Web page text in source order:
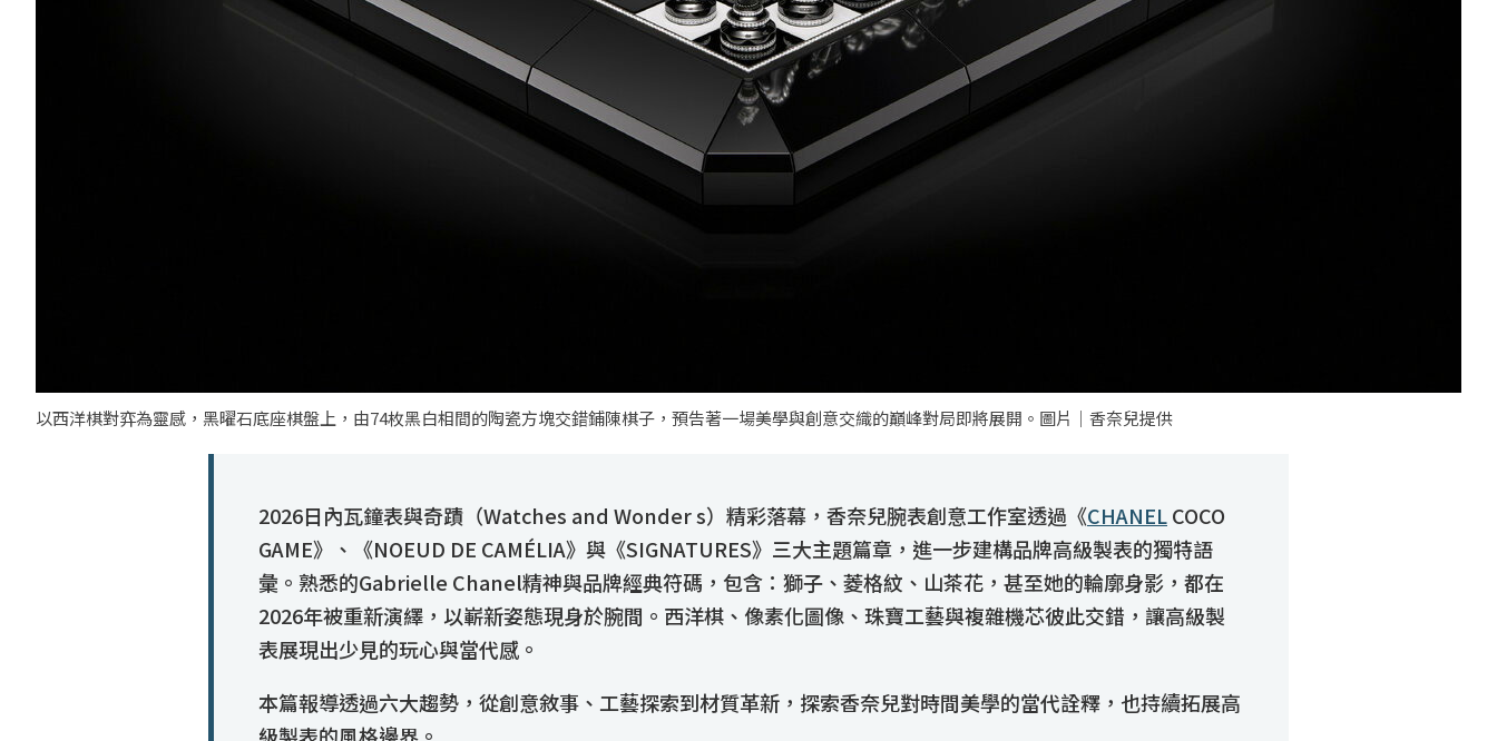
以西洋棋對弈為靈感，黑曜石底座棋盤上，由74枚黑白相間的陶瓷方塊交錯鋪陳棋子，預告著一場美學與創意交織的巔峰對局即將展開。圖片｜香奈兒提供
2026日內瓦鐘表與奇蹟（Watches and Wonder s）精彩落幕，香奈兒腕表創意工作室透過《CHANELCOCO
GAME》、《NOEUD DE CAMÉLIA》與《SIGNATURES》三大主題篇章，進一步建構品牌高級製表的獨特語
彙。熟悉的Gabrielle Chanel精神與品牌經典符碼，包含：獅子、菱格紋、山茶花，甚至她的輪廓身影，都在
2026年被重新演繹，以嶄新姿態現身於腕間。西洋棋、像素化圖像、珠寶工藝與複雜機芯彼此交錯，讓高級製
表展現出少見的玩心與當代感。
本篇報導透過六大趨勢，從創意敘事、工藝探索到材質革新，探索香奈兒對時間美學的當代詮釋，也持續拓展高